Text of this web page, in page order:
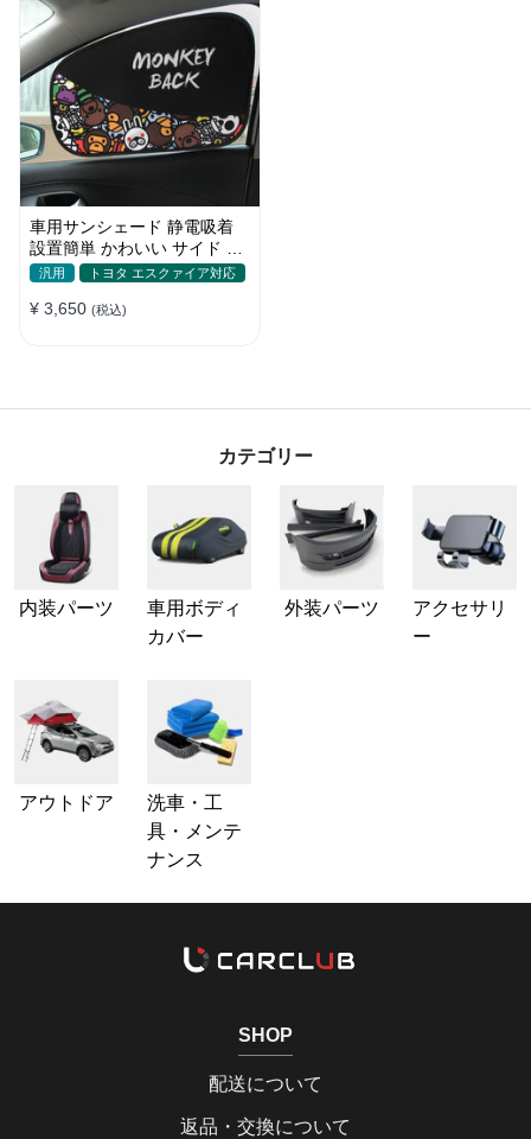
車用サンシェード 静電吸着
設置簡単 かわいい サイド ブ
ラインド 日除け 遮光 遮熱 プ
汎用 トヨタ エスクァイア対応
¥ 3,650 (税込)
カテゴリー
内装パーツ
車用ボディ
カバー
外装パーツ
アクセサリ
ー
アウトドア
洗車・工
具・メンテ
ナンス
SHOP
配送について
返品・交換について